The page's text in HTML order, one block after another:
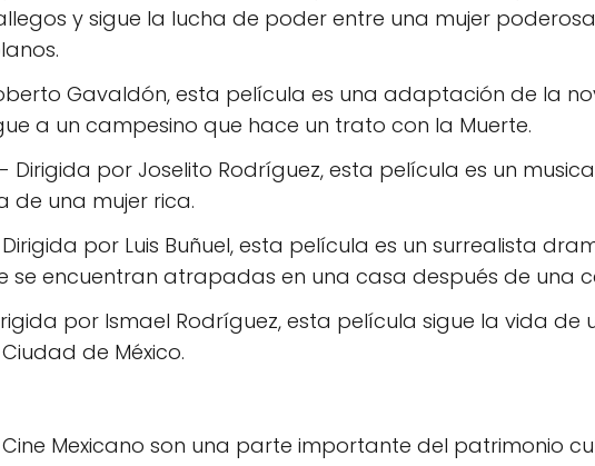
y sigue la lucha de poder entre una mujer
Gavaldón, esta película es una adaptación de la
a un campesino que hace un trato con la Muerte.
- Dirigida por Joselito Rodríguez, esta película es un
de una mujer rica.
por Luis Buñuel, esta película es un surrealista
se encuentran atrapadas en una casa después de una
por Ismael Rodríguez, esta película sigue la vida de
de México.
Mexicano son una parte importante del patrimonio